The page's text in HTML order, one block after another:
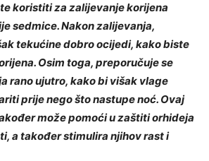
koristiti za zalijevanje korijena
sedmice. Nakon zalijevanja,
tekućine dobro ocijedi, kako biste
Osim toga, preporučuje se
rano ujutro, kako bi višak vlage
prije nego što nastupe noć. Ovaj
može pomoći u zaštiti orhideja
a također stimulira njihov rast i